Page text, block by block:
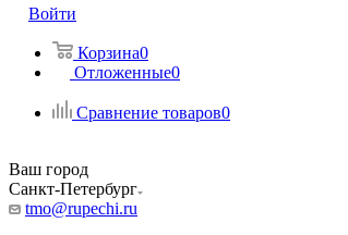
Войти
Корзина0
Отложенные0
Сравнение товаров0
Ваш город
Санкт-Петербург
tmo@rupechi.ru